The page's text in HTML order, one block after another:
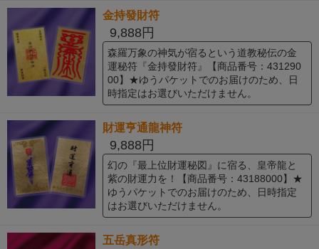
金持發財符
9,888円
森羅万象の神気が宿るという道教秘伝の金
運秘符『金持發財符』【商品番号：431290
00】★ゆうパケットでのお届けのため、日
時指定はお選びいただけません。
財運亨通龍神符
9,888円
幻の『最上位財運秘図』に宿る、皇帝龍と
紫の財運力を！【商品番号：43188000】★
ゆうパケットでのお届けのため、日時指定
はお選びいただけません。
五岳真形符